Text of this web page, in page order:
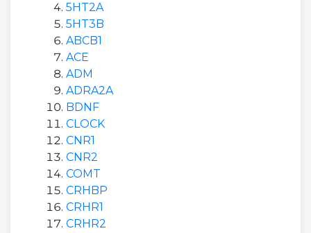
5HT2A
5HT3B
ABCB1
ACE
ADM
ADRA2A
BDNF
CLOCK
CNR1
CNR2
COMT
CRHBP
CRHR1
CRHR2